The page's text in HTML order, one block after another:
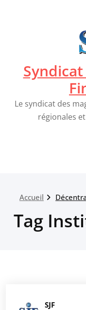
Le syndicat des
régionales
Accueil
Tag
SJF